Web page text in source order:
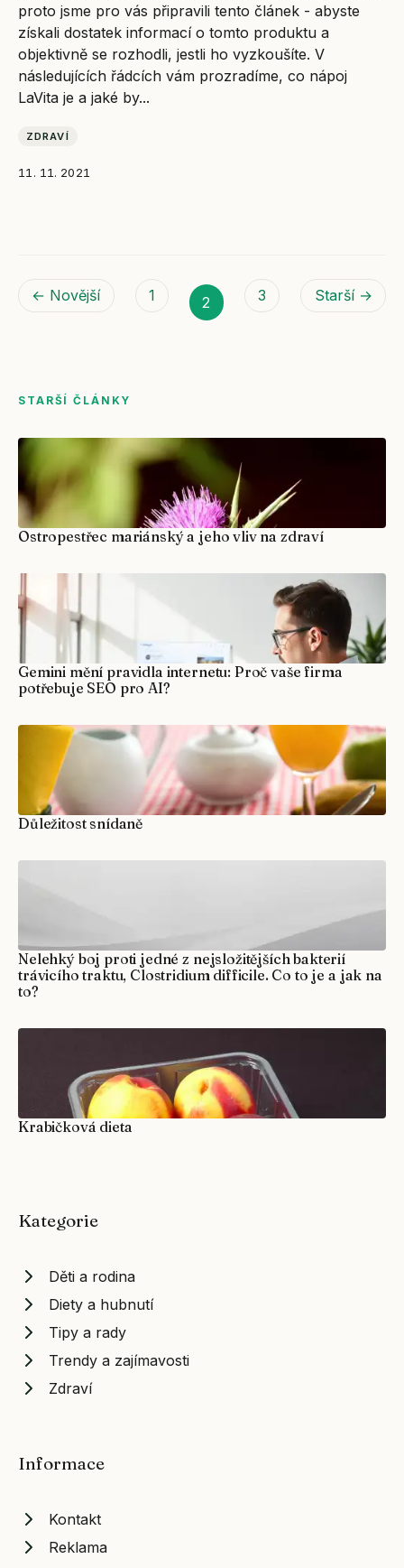
proto jsme pro vás připravili tento článek - abyste
získali dostatek informací o tomto produktu a
objektivně se rozhodli, jestli ho vyzkoušíte. V
následujících řádcích vám prozradíme, co nápoj
LaVita je a jaké by...
ZDRAVÍ
11. 11. 2021
← Novější 1 2 3 Starší →
STARŠÍ ČLÁNKY
Ostropestřec mariánský a jeho vliv na zdraví
Gemini mění pravidla internetu: Proč vaše firma
potřebuje SEO pro AI?
Důležitost snídaně
Nelehký boj proti jedné z nejsložitějších bakterií
trávicího traktu, Clostridium difficile. Co to je a jak na
to?
Krabičková dieta
Kategorie
Děti a rodina
Diety a hubnutí
Tipy a rady
Trendy a zajímavosti
Zdraví
Informace
Kontakt
Reklama